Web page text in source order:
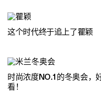
这个时代终于追上了瞿颖
时尚浓度NO.1的冬奥会，
看！